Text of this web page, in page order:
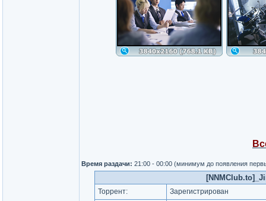
Время раздачи: 21:00 - 00:00 (минимум до появления
Торрент:
Зарегистрирован